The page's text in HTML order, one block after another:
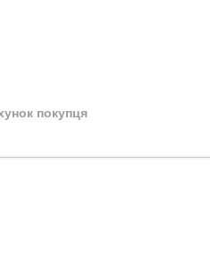
покупця